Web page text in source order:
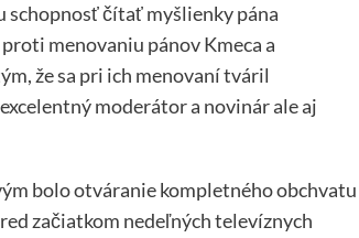
schopnosť čítať myšlienky pána
menovaniu pánov Kmeca a
že sa pri ich menovaní tváril
moderátor a novinár ale aj
bolo otváranie kompletného obchvatu
začiatkom nedeľných televíznych